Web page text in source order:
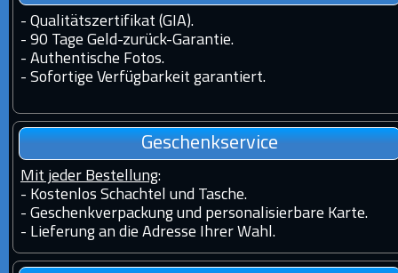
- Qualitätszertifikat (GIA).
- 90 Tage Geld-zurück-Garantie.
- Authentische Fotos.
- Sofortige Verfügbarkeit garantiert.
Geschenkservice
Mit jeder Bestellung:
- Kostenlos Schachtel und Tasche.
- Geschenkverpackung und personalisierbare Karte.
- Lieferung an die Adresse Ihrer Wahl.